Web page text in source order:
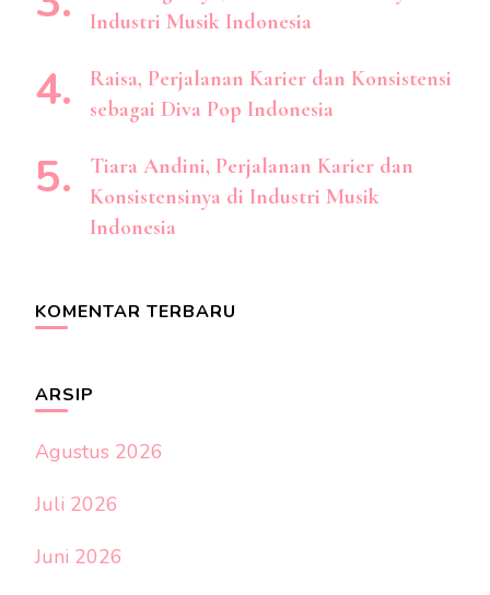
Industri Musik Indonesia
Raisa, Perjalanan Karier dan Konsistensi
sebagai Diva Pop Indonesia
Tiara Andini, Perjalanan Karier dan
Konsistensinya di Industri Musik
Indonesia
KOMENTAR TERBARU
ARSIP
Agustus 2026
Juli 2026
Juni 2026